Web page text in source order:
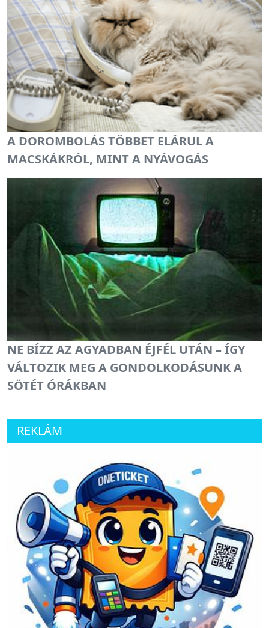
A DOROMBOLÁS TÖBBET ELÁRUL A
MACSKÁKRÓL, MINT A NYÁVOGÁS
NE BÍZZ AZ AGYADBAN ÉJFÉL UTÁN – ÍGY
VÁLTOZIK MEG A GONDOLKODÁSUNK A
SÖTÉT ÓRÁKBAN
REKLÁM